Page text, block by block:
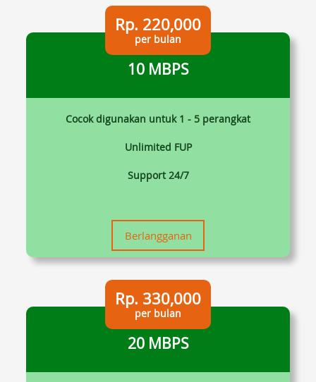
Rp. 220,000
per bulan
10 MBPS
Cocok digunakan untuk 1 - 5 perangkat
Unlimited FUP
Support 24/7
Berlangganan
Rp. 330,000
per bulan
20 MBPS